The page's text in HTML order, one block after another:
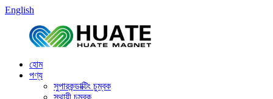
English
হোম
পণ্য
সুপারকন্ডাক্টিং চুম্বক
স্থায়ী চুম্বক